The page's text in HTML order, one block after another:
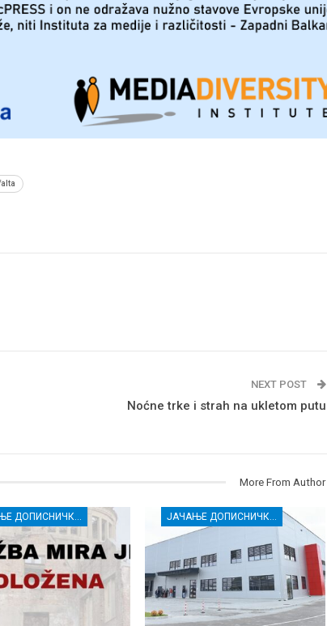
NEXT POST
Noćne trke i strah na ukletom putu
More From Author
ЈАЧАЊЕ ДОПИСНИЧКЕ МРЕЖЕ НЕЗАВИСНИХ МЕДИЈА У РАСИНСКОМ ОКРУГУ ЈАЧАЊЕ ДОПИСНИЧКЕ МРЕЖЕ НЕЗАВИСНИХ МЕДИЈА У РАСИНСКОМ ОКРУГУ